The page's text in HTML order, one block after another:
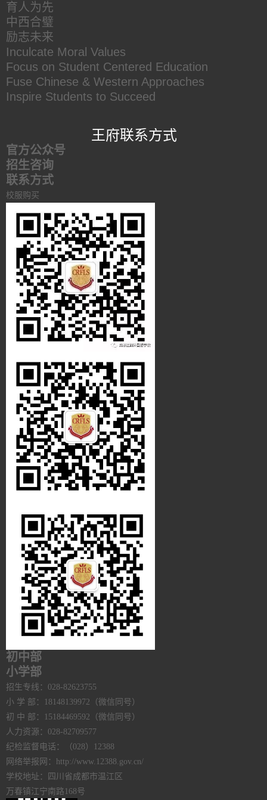
育人为先
中西合璧
励志未来
Inculcate Moral Values
Focus on Student Centered Education
Fuse Chinese & Western Approaches
Inspire Students to Succeed
王府联系方式
官方公众号
招生咨询
联系方式
校服购买
初中部
小学部
招生专线：028-82623755
小 学 部：18148139972（微信同号）
初 中 部：15184469592（微信同号）
人力资源：028-82709577
纪检监督电话：（028）12388
网络举报网：http://www.12388.gov.cn/
学校地址：四川省成都市温江区
万春镇江宁南路168号